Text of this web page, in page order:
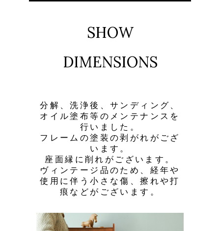
SHOW
DIMENSIONS
分解、洗浄後、サンディング、
オイル塗布等のメンテナンスを
行いました。
フレームの塗装の剥がれがござ
います。
座面縁に削れがございます。
ヴィンテージ品のため、経年や
使用に伴う小さな傷、擦れや打
痕などがございます。